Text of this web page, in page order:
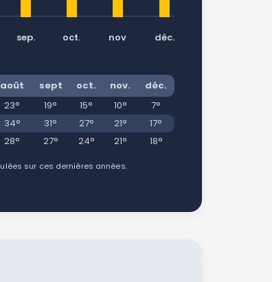
sep. oct. nov déc.
août sept oct. nov.
déc.
23° 19° 15° 10°
7°
34° 31° 27° 21°
17°
28° 27° 24° 21° 18°
sur ces dernières années.